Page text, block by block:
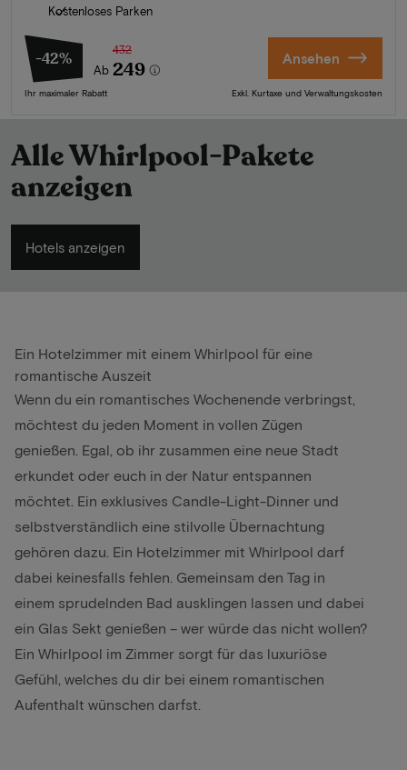
Kostenloses Parken
-42%
Ab
432
249
Ihr maximaler Rabatt
Ansehen
Exkl. Kurtaxe und Verwaltungskosten
Alle Whirlpool-Pakete
anzeigen
Hotels anzeigen
Ein Hotelzimmer mit einem Whirlpool für eine
romantische Auszeit
Wenn du ein romantisches Wochenende verbringst,
möchtest du jeden Moment in vollen Zügen
genießen. Egal, ob ihr zusammen eine neue Stadt
erkundet oder euch in der Natur entspannen
möchtet. Ein exklusives Candle-Light-Dinner und
selbstverständlich eine stilvolle Übernachtung
gehören dazu. Ein Hotelzimmer mit Whirlpool darf
dabei keinesfalls fehlen. Gemeinsam den Tag in
einem sprudelnden Bad ausklingen lassen und dabei
ein Glas Sekt genießen – wer würde das nicht wollen?
Ein Whirlpool im Zimmer sorgt für das luxuriöse
Gefühl, welches du dir bei einem romantischen
Aufenthalt wünschen darfst.